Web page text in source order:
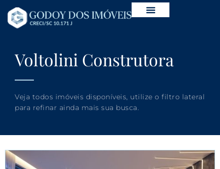
Voltolini Construtora
Veja todos imóveis disponíveis, utilize o filtro lateral
para refinar ainda mais sua busca.